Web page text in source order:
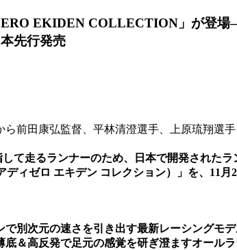
EKIDEN COLLECTION」が登
先行発売
前田康弘監督、平林清澄選手、上原琉翔選
て走るランナーのため、日本で開発された
ゼロ エキデン コレクション）」を、11月
別次元の速さを引き出す最新レーシングモ
＆高反発で足元の感覚を研ぎ澄ますオール